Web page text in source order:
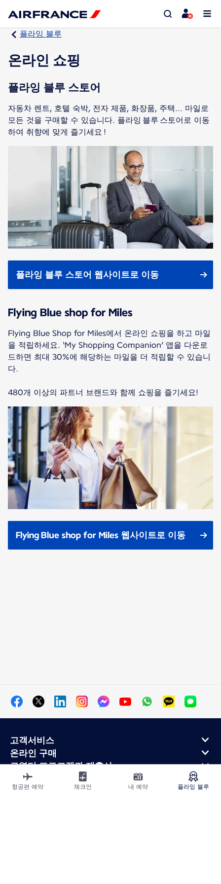
플라잉 블루
온라인 쇼핑
플라잉 블루 스토어
자동차 렌트, 호텔 숙박, 전자 제품, 화장품, 주택... 마일로
모든 것을 구매할 수 있습니다. 플라잉 블루 스토어로 이동
하여 취향에 맞게 즐기세요 !
플라잉 블루 스토어 웹사이트로 이동
Flying Blue shop for Miles
Flying Blue Shop for Miles에서 온라인 쇼핑을 하고 마일
을 적립하세요. ‘My Shopping Companion’ 앱을 다운로
드하면 최대 30%에 해당하는 마일을 더 적립할 수 있습니
다.
Flying Blue shop for Miles 웹사이트로 이동
고객서비스
온라인 구매
로열티 프로그램과 제휴사
에어프랑스 정보
에어프랑스 모바일 앱
항공편 예약 체크인 내 예약 플라잉 블루